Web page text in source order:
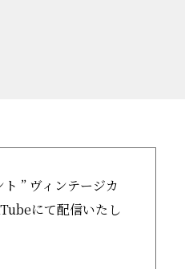
” ヴィンテージカ
にて配信いたし